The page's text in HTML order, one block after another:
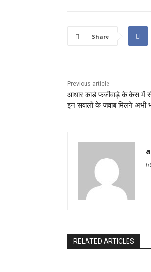
a
v
n
Share
Previous article
आधार कार्ड फर्जीवाड़े के केस में
इन सवालों के जवाब मिलने अभी
RELATED ARTICLES